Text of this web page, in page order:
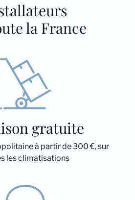
la France
gratuite
à partir de 300 €, sur
les climatisations